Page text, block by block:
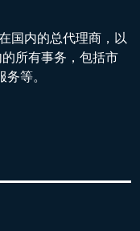
国内的总代理商，以
的所有事务，包括市
等。